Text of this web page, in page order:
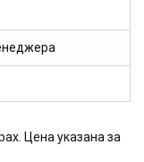
Цена указана за